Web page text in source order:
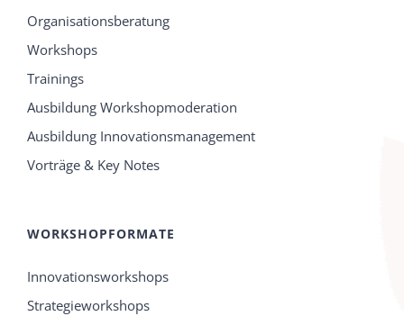
Organisationsberatung
Workshops
Trainings
Ausbildung Workshopmoderation
Ausbildung Innovationsmanagement
Vorträge & Key Notes
WORKSHOPFORMATE
Innovationsworkshops
Strategieworkshops